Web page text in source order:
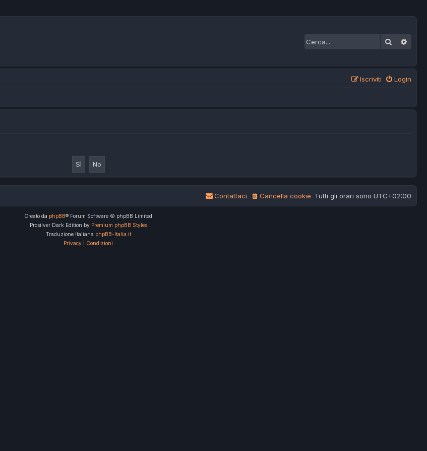
Cerca
Login
Iscriviti
Tutti gli orari sono UTC+02:00
Cancella cookie
Contattaci
Creato da phpBB® Forum Software © phpBB Limited
Prosilver Dark Edition by Premium phpBB Styles
Traduzione Italiana phpBB-Italia.it
Privacy
Condizioni